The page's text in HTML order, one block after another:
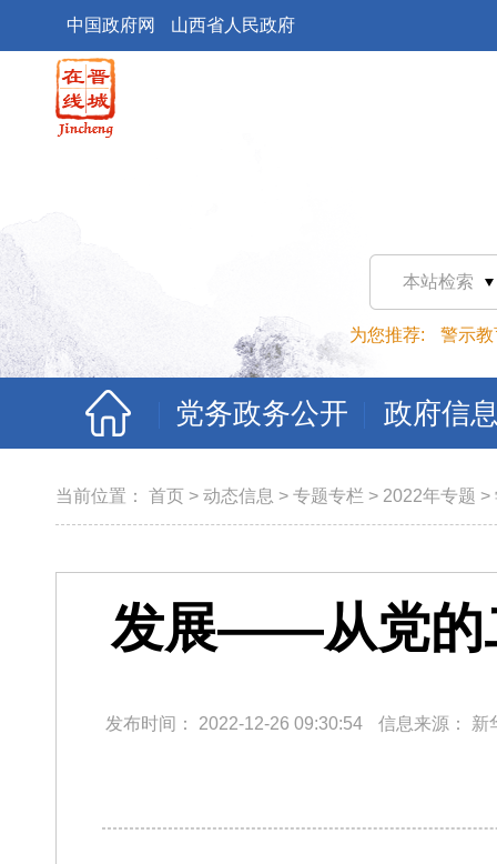
中国政府网 山西省人民政府
本站检索
为您推荐: 警示教
党务政务公开 政府信
当前位置： 首页 > 动态信息 > 专题专栏 > 2022年专题 >
发展——从党的
发布时间： 2022-12-26 09:30:54 信息来源： 新